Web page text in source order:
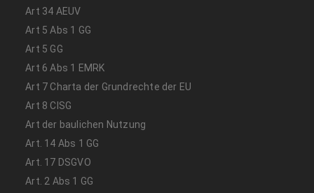
Art 34 AEUV
Art 5 Abs 1 GG
Art 5 GG
Art 6 Abs 1 EMRK
Art 7 Charta der Grundrechte der EU
Art 8 CISG
Art der baulichen Nutzung
Art. 14 Abs 1 GG
Art. 17 DSGVO
Art. 2 Abs 1 GG